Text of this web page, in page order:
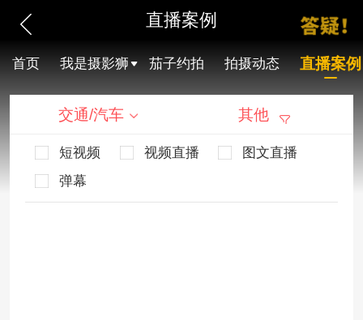
直播案例
首页 我是摄影狮 茄子约拍 拍摄动态 直播案例
交通/汽车 其他
短视频 视频直播
图文直播
弹幕